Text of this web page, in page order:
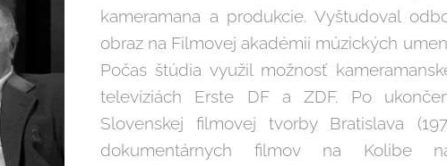
kameramana a produkcie. Vyštudoval
obraz na Filmovej akadémii múzických
Počas štúdia využil možnosť
televíziách Erste DF a ZDF. Po
Slovenskej filmovej tvorby Bratislava
dokumentárnych filmov na Kolibe